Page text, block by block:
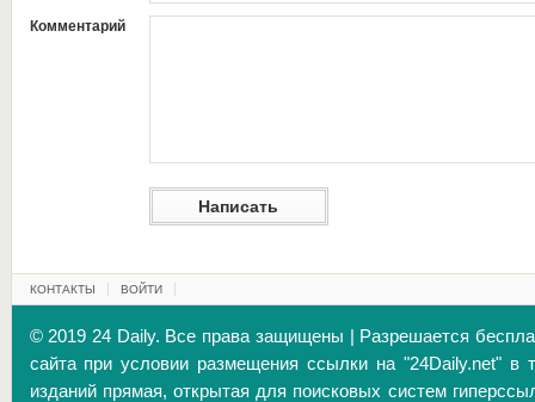
Комментарий
КОНТАКТЫ ВОЙТИ
© 2019 24 Daily. Все права защищены | Разрешается
сайта при условии размещения ссылки на "24Daily.net" в
изданий прямая, открытая для поисковых систем